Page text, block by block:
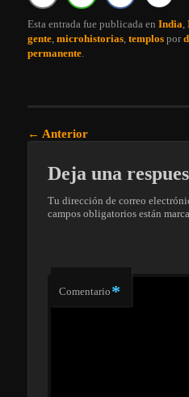
Esta entrada fue publicada enIndia,
gente,microhistorias,templos por
permanente.
Navegación de entradas
← Anterior
Deja una
Tu dirección de correo
campos obligatorios están
Comentario *